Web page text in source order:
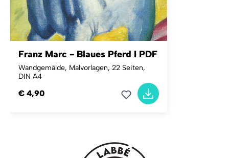
Franz Marc - Blaues Pferd I PDF
Wandgemälde, Malvorlagen, 22 Seiten,
DIN A4
€ 4,90